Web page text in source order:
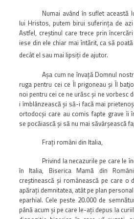
Numai având în suflet această
lui Hristos, putem birui suferinţa de
Astfel, creştinul care trece prin
iese din ele chiar mai întărit, ca să
decât el sau mai lipsiţi de ajutor.
Aşa cum ne învaţă Domnul
ruga pentru cei ce Îl prigoneau şi Îl
noi pentru cei ce ne urăsc şi ne vorbesc
i îmblânzească şi să-i facă mai
ortodocşi care au comis fapte grave îi
se pocăiască şi să nu mai săvârşească
Fraţi români din Italia,
Privind la necazurile pe care le
în Italia, Biserica Mamă din
creştinească şi românească pe care o
apăraţi demnitatea, atât pe plan
eparhial. Cele peste 20.000 de
până acum şi pe care le-aţi depus la